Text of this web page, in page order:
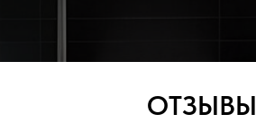
ОТЗЫВЫ